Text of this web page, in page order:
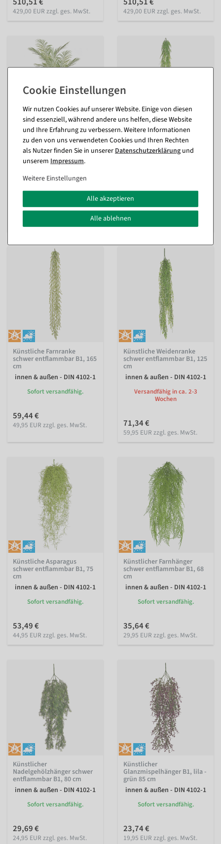
429,00 EUR zzgl. ges. MwSt. 429,00 EUR zzgl. ges. MwSt.
Künstliche Areca Palme im
Topf schwer entflammbar
innen & außen - DIN 4102-1
Sofort versandfähig.
In verschiedenen
ab 712,81 €
599,00 EUR zzgl. ges. MwSt.
Künstliche Farnranke
schwer entflammbar B1, 167
cm
41,59 €
34,95 EUR zzgl. ges. MwSt.
Künstliche Farnranke
schwer entflammbar B1, 165
cm
innen & außen - DIN 4102-1
Sofort versandfähig.
59,44 €
49,95 EUR zzgl. ges. MwSt.
Künstliche Weidenranke
schwer entflammbar B1, 125
cm
innen & außen - DIN 4102-1
Versandfähig in ca. 2-3
Wochen
71,34 €
59,95 EUR zzgl. ges. MwSt.
Künstliche Asparagus
schwer entflammbar B1, 75
cm
innen & außen - DIN 4102-1
Sofort versandfähig.
53,49 €
44,95 EUR zzgl. ges. MwSt.
Künstlicher Farnhänger
schwer entflammbar B1, 68
cm
innen & außen - DIN 4102-1
Sofort versandfähig.
35,64 €
29,95 EUR zzgl. ges. MwSt.
Künstlicher
Nadelgehölzhänger schwer
entflammbar B1, 80 cm
innen & außen - DIN 4102-1
Sofort versandfähig.
29,69 €
24,95 EUR zzgl. ges. MwSt.
Künstlicher
Glanzmispelhänger B1, lila -
grün 85 cm
innen & außen - DIN 4102-1
Sofort versandfähig.
23,74 €
19,95 EUR zzgl. ges. MwSt.
Wir nutzen Cookies auf unserer Website. Einige von diesen
sind essenziell, während andere uns helfen, diese Website
und Ihre Erfahrung zu verbessern. Weitere Informationen
zu den von uns verwendeten Cookies und Ihren Rechten
als Nutzer finden Sie in unsererDaten­schutz­erklärung und
unserem Impressum.
Weitere Einstellungen
Alle akzeptieren
Alle ablehnen